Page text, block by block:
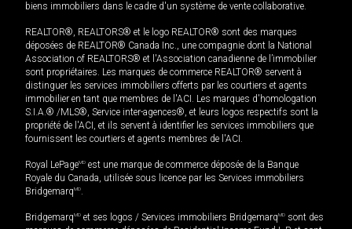
biens immobiliers dans le cadre d'un système de vente collaborative.
REALTOR®, REALTORS® et le logo REALTOR® sont des marques
déposées de REALTOR® Canada Inc., une compagnie dont la National
Association of REALTORS® et l'Association canadienne de l’immobilier
sont propriétaires. Les marques de commerce REALTOR® servent à
distinguer les services immobiliers offerts par les courtiers et agents
immobilier en tant que membres de l'ACI. Les marques d'homologation
S.I.A.® /MLS®, Service inter-agences®, et leurs logos respectifs sont la
propriété de l'ACI, et ils servent à identifier les services immobiliers que
fournissent les courtiers et agents membres de l'ACI.
Royal LePageMD est une marque de commerce déposée de la Banque
Royale du Canada, utilisée sous licence par les Services immobiliers
BridgemarqMD.
BridgemarqMD et ses logos / Services immobiliers BridgemarqMD sont des